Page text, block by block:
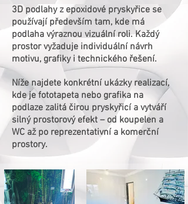
3D podlahy z epoxidové pryskyřice se
používají především tam, kde má
podlaha výraznou vizuální roli. Každý
prostor vyžaduje individuální návrh
motivu, grafiky i technického řešení.
Níže najdete konkrétní ukázky realizací,
kde je fototapeta nebo grafika na
podlaze zalitá čirou pryskyřicí a vytváří
silný prostorový efekt – od koupelen a
WC až po reprezentativní a komerční
prostory.